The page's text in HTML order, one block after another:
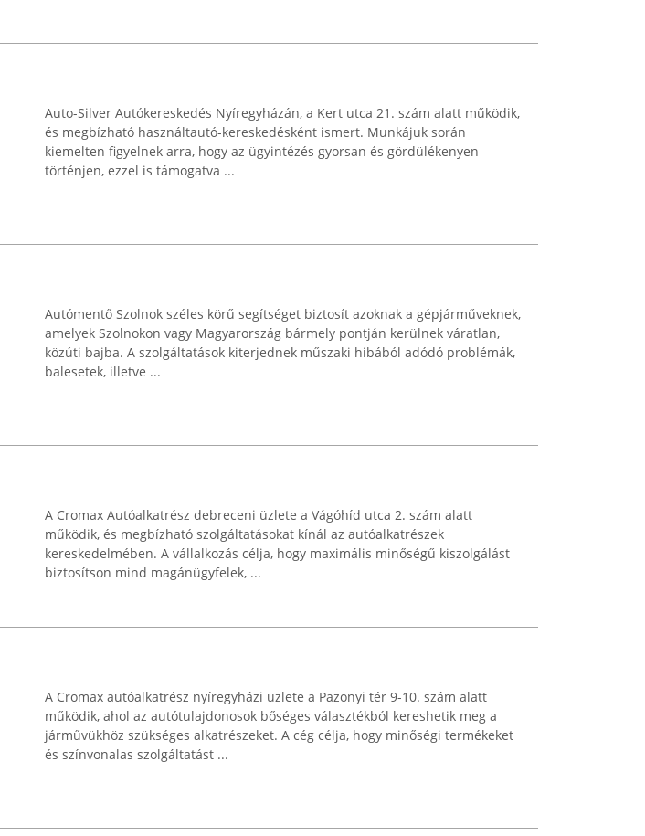
Auto-Silver Autókereskedés Nyíregyházán, a Kert utca 21. szám alatt működik,
és megbízható használtautó-kereskedésként ismert. Munkájuk során
kiemelten figyelnek arra, hogy az ügyintézés gyorsan és gördülékenyen
történjen, ezzel is támogatva ...
Autómentő Szolnok széles körű segítséget biztosít azoknak a gépjárműveknek,
amelyek Szolnokon vagy Magyarország bármely pontján kerülnek váratlan,
közúti bajba. A szolgáltatások kiterjednek műszaki hibából adódó problémák,
balesetek, illetve ...
A Cromax Autóalkatrész debreceni üzlete a Vágóhíd utca 2. szám alatt
működik, és megbízható szolgáltatásokat kínál az autóalkatrészek
kereskedelmében. A vállalkozás célja, hogy maximális minőségű kiszolgálást
biztosítson mind magánügyfelek, ...
A Cromax autóalkatrész nyíregyházi üzlete a Pazonyi tér 9-10. szám alatt
működik, ahol az autótulajdonosok bőséges választékból kereshetik meg a
járművükhöz szükséges alkatrészeket. A cég célja, hogy minőségi termékeket
és színvonalas szolgáltatást ...